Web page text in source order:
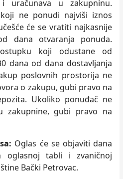
uračunava u zakupninu.
ne ponudi najviši iznos
će se vratiti najkasnije
dana otvaranja ponuda.
koji odustane od
dana od dana dostavlјanja
poslovnih prostorija ne
o zakupu, gubi pravo na
Ukoliko ponuđač ne
zakupnine, gubi pravo na
Oglas će se objaviti dana
oglasnoj tabli i zvaničnoj
Bački Petrovac.